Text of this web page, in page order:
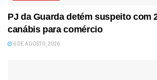
PJ da Guarda detém suspeito com
canábis para comércio
6 DE AGOSTO, 2026